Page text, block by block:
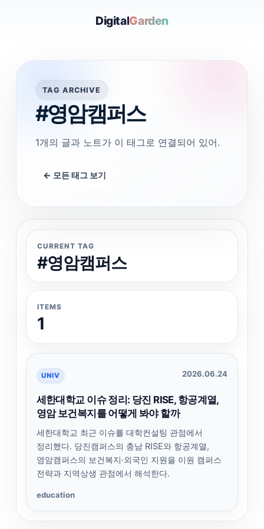
DigitalGarden
TAG ARCHIVE
#영암캠퍼스
1개의 글과 노트가 이 태그로 연결되어 있어.
← 모든 태그 보기
CURRENT TAG
#영암캠퍼스
ITEMS
1
UNIV 2026.06.24
세한대학교 이슈 정리: 당진 RISE, 항공계열,
영암 보건복지를 어떻게 봐야 할까
세한대학교 최근 이슈를 대학컨설팅 관점에서
정리했다. 당진캠퍼스의 충남 RISE와 항공계열,
영암캠퍼스의 보건복지·외국인 지원을 이원 캠퍼스
전략과 지역상생 관점에서 해석한다.
education